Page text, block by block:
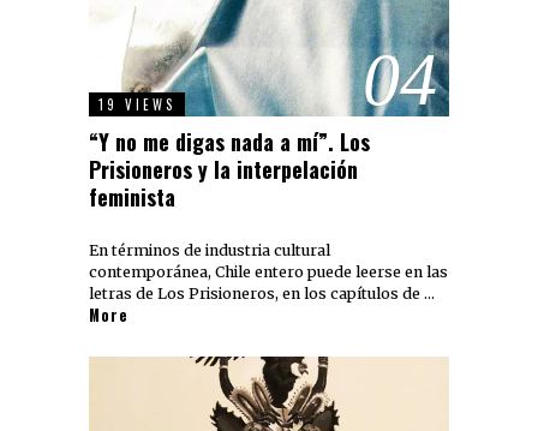
04
19 VIEWS
“Y no me digas nada a mí”. Los
Prisioneros y la interpelación
feminista
En términos de industria cultural
contemporánea, Chile entero puede leerse en las
letras de Los Prisioneros, en los capítulos de …
More